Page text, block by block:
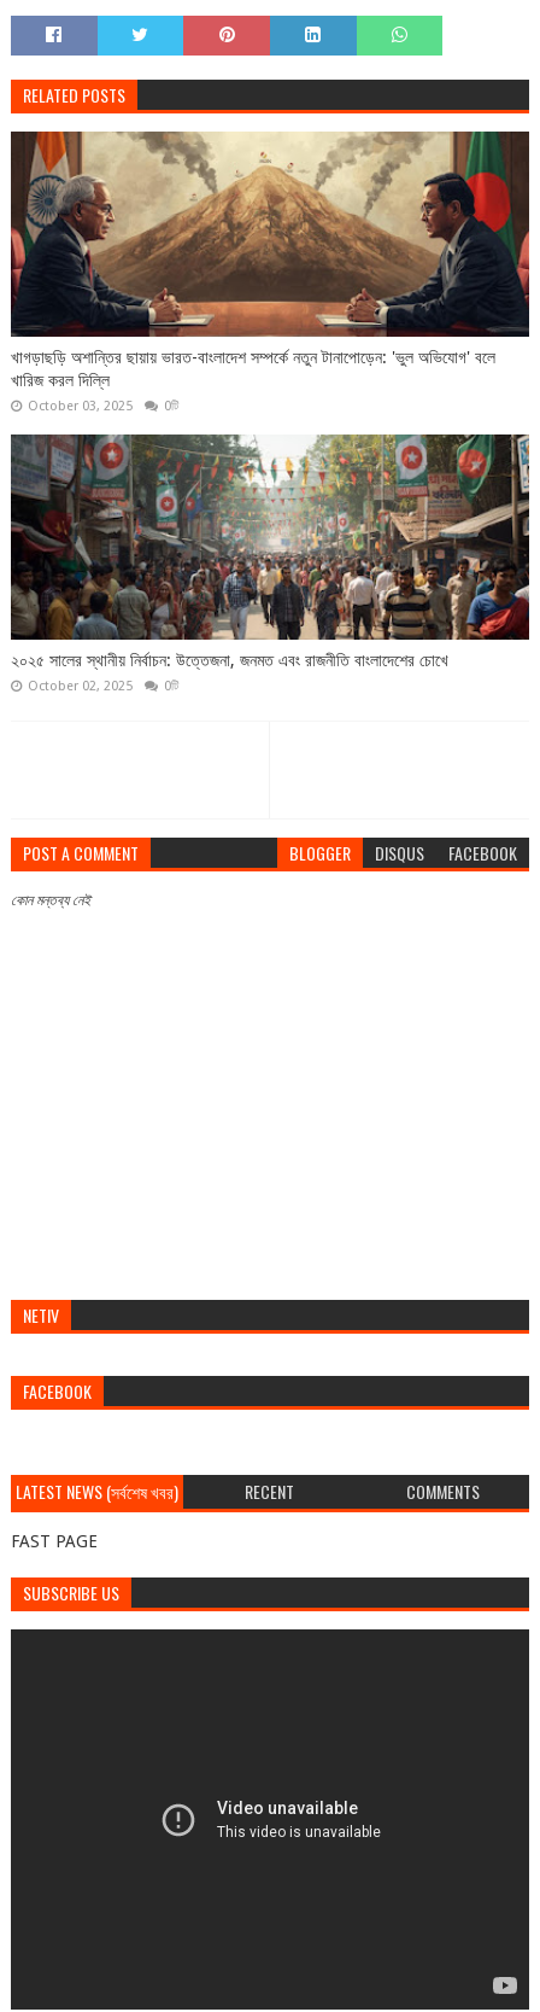
RELATED POSTS
খাগড়াছড়ি অশান্তির ছায়ায় ভারত-বাংলাদেশ সম্পর্কে নতুন টানাপোড়েন: 'ভুল অভিযোগ' বলে
খারিজ করল দিল্লি
October 03, 2025 0টি
২০২৫ সালের স্থানীয় নির্বাচন: উত্তেজনা, জনমত এবং রাজনীতি বাংলাদেশের চোখে
October 02, 2025 0টি
POST A COMMENT BLOGGER DISQUS FACEBOOK
কোন মন্তব্য নেই
NETIV
FACEBOOK
LATEST NEWS (সর্বশেষ খবর) RECENT COMMENTS
FAST PAGE
SUBSCRIBE US